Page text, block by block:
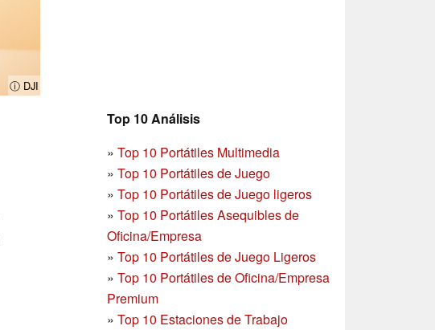
ⓘ DJI
Top 10 Análisis
» Top 10 Portátiles Multimedia
» Top 10 Portátiles de Juego
» Top 10 Portátiles de Juego ligeros
» Top 10 Portátiles Asequibles de
Oficina/Empresa
» Top 10 Portátiles de Juego Ligeros
» Top 10 Portátiles de Oficina/Empresa
Premium
» Top 10 Estaciones de Trabajo